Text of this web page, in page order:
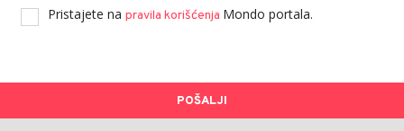
Pristajete na pravila korišćenja Mondo portala.
POŠALJI